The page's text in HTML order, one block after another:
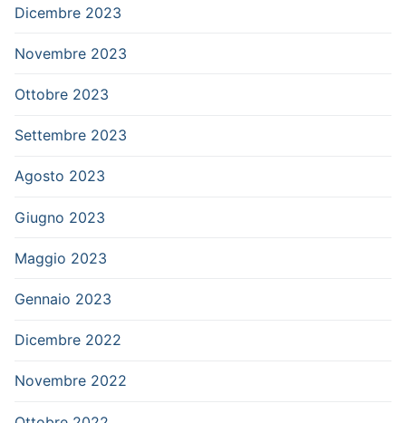
Dicembre 2023
Novembre 2023
Ottobre 2023
Settembre 2023
Agosto 2023
Giugno 2023
Maggio 2023
Gennaio 2023
Dicembre 2022
Novembre 2022